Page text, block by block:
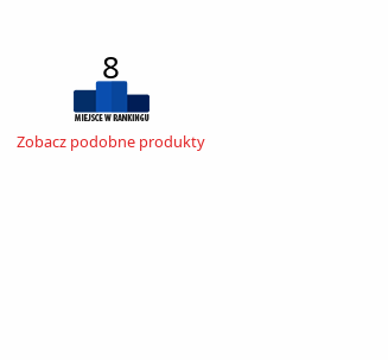
8
Zobacz podobne produkty